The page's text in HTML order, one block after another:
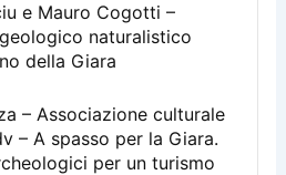
e Mauro Cogotti –
naturalistico
della Giara
– Associazione culturale
– A spasso per la Giara.
per un turismo